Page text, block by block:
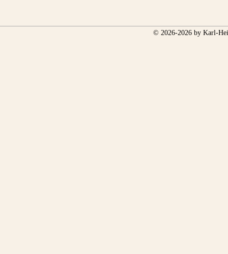
© 2026-2026 by Karl-